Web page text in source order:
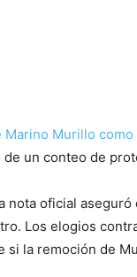
Marino Murillo
de un conteo de
nota oficial
Los elogios
si la remoción de